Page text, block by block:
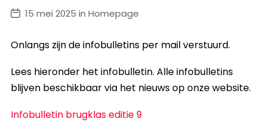
15 mei 2025 in Homepage
Onlangs zijn de infobulletins per mail verstuurd.
Lees hieronder het infobulletin. Alle infobulletins
blijven beschikbaar via het nieuws op onze website.
Infobulletin brugklas editie 9